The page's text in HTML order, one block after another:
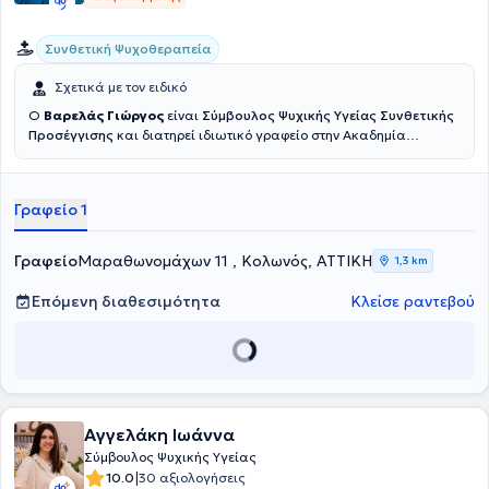
Συνθετική Ψυχοθεραπεία
Σχετικά με τον ειδικό
Ο Βαρελάς Γιώργος είναι Σύμβουλος Ψυχικής Υγείας Συνθετικής
Προσέγγισης και διατηρεί ιδιωτικό γραφείο στην Ακαδημία
Psychotherapy in Scotland) στο Athens Synthesis Center, έχει
Ινστιτούτου Ομαδικής Ανάλυσης 'S.H.Foulkes' και είναι μέλος της
Ελληνικής Εταιρίας Συμβουλευτικής. Σήμερα εργάζεται ως
Σύμβουλος Ψυχική Υγείας σε ατομικές συνεδρίες ενηλίκων δια
ζώσης και διαδικτυακά.
Γραφείο 1
ΓραφείοΜαραθωνομάχων 11 , Κολωνός, ΑΤΤΙΚΗ 1,3 km
Επόμενη διαθεσιμότητα Κλείσε ραντεβού
Αγγελάκη Ιωάννα
Σύμβουλος Ψυχικής Υγείας
10.0|30 αξιολογήσεις